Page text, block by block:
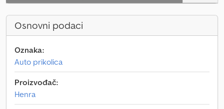
Osnovni podaci
Oznaka:
Auto prikolica
Proizvođač:
Henra